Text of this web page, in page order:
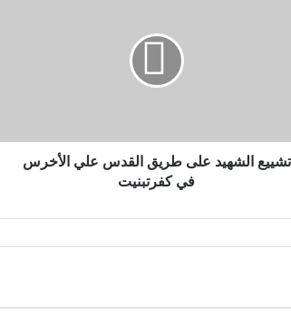
تشييع الشهيد على طريق القدس علي الأخرس
في كفرتبنيت